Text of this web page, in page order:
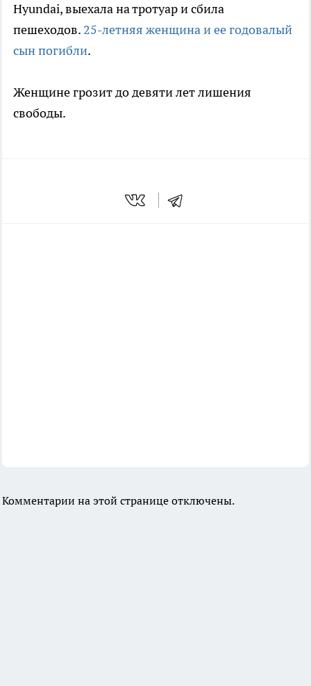
Hyundai, выехала на тротуар и сбила
пешеходов. 25-летняя женщина и ее годовалый
сын погибли.
Женщине грозит до девяти лет лишения
свободы.
Комментарии на этой странице отключены.